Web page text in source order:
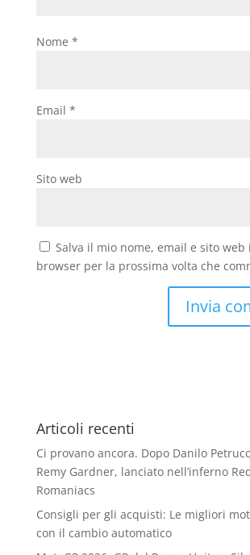
Nome *
Email *
Sito web
Salva il mio nome, email e sito web
browser per la prossima volta che
Articoli recenti
Ci provano ancora. Dopo Danilo
Remy Gardner, lanciato nell’inferno
Romaniacs
Consigli per gli acquisti: Le migliori
con il cambio automatico